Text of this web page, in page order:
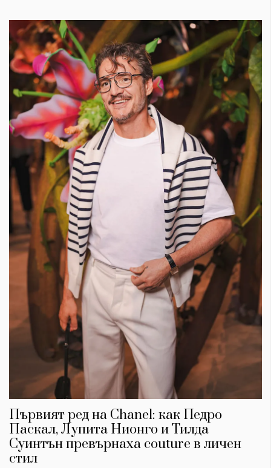
Първият ред на Chanel: как Педро
Паскал, Лупита Нионго и Тилда
Суинтън превърнаха couture в личен
стил